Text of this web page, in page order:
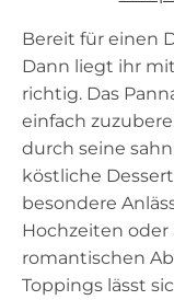
Bereit für einen
Dann liegt ihr
richtig. Das
einfach
durch seine
köstliche
besondere
Hochzeiten oder
romantischen
Toppings lässt